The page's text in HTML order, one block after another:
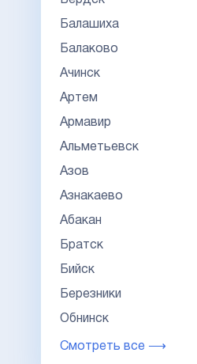
Балашиха
Балаково
Ачинск
Артем
Армавир
Альметьевск
Азов
Азнакаево
Абакан
Братск
Бийск
Березники
Обнинск
Смотреть все ⟶